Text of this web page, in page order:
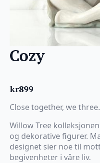
Cozy
kr899
Close together, we three.
Willow Tree
og dekorative figurer.
designet sier noe til
begivenheter i våre liv.